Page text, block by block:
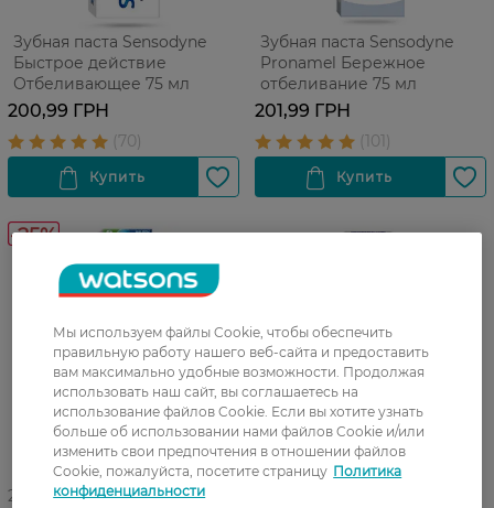
Зубная паста Sensodyne
Быстрое действие
Отбеливающее 75 мл
200,99 ГРН
Зубная паста Sensodyne
Pronamel Бережное
отбеливание 75 мл
201,99 ГРН
-25%
27 07 - 23 08
Мы используем файлы Cookie, чтобы обеспечить
правильную работу нашего веб-сайта и предоставить
вам максимально удобные возможности. Продолжая
использовать наш сайт, вы соглашаетесь на
использование файлов Cookie. Если вы хотите узнать
больше об использовании нами файлов Cookie и/или
изменить свои предпочтения в отношении файлов
Cookie, пожалуйста, посетите страницу Политика
конфиденциальности